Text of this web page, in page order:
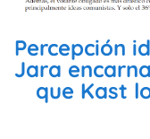
Percepción
Jara
que Kast